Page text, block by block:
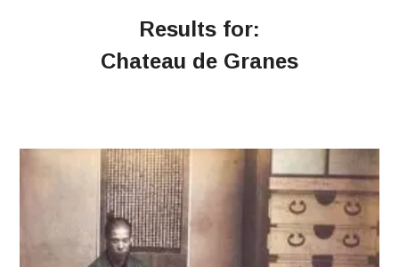
Results for:
Chateau de Granes